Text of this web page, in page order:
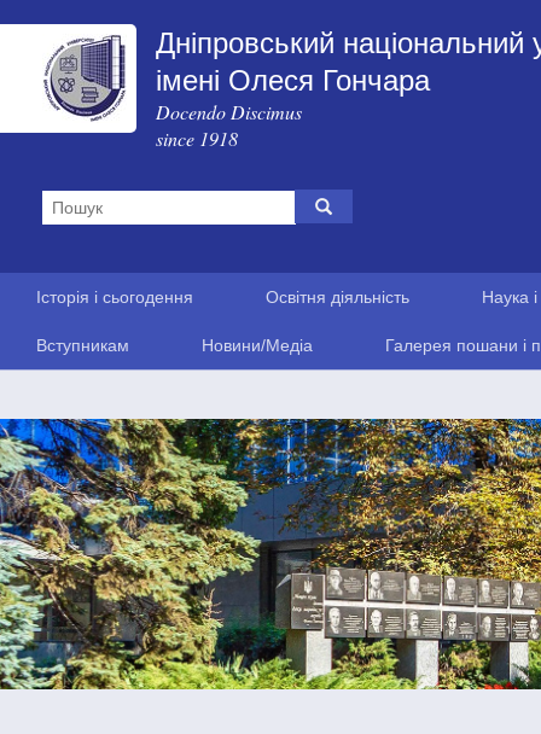
Дніпровський національний
імені Олеся Гончара
Docendo Discimus
since 1918
Історія і сьогодення Освітня діяльність Наука
Вступникам Новини/Медіа Галерея пошани і